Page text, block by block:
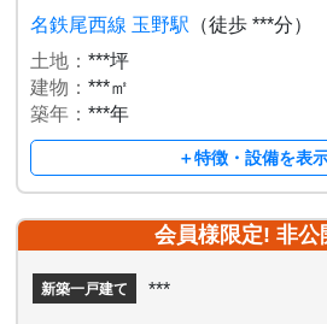
名鉄尾西線 玉野駅 （徒歩 ***分）
土地：***坪
建物：***㎡
築年：***年
＋特徴・設備を表
会員様限定! 非公
新築一戸建て ***